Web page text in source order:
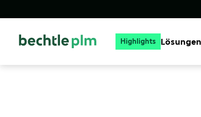
Highlights Lösungen